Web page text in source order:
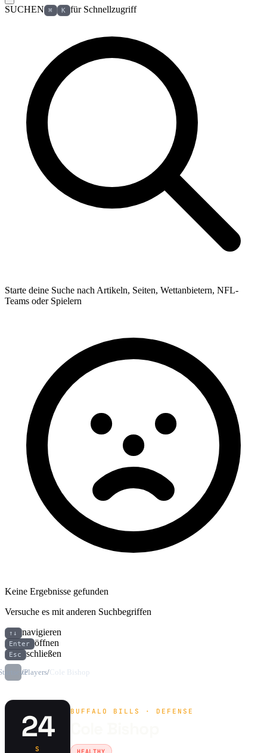
SUCHEN ⌘ K für Schnellzugriff
Starte deine Suche nach Artikeln, Seiten, Wettanbietern, NFL-
Teams oder Spielern
Keine Ergebnisse gefunden
Versuche es mit anderen Suchbegriffen
↑↓ navigieren
Enter öffnen
Esc schließen
/Players/Cole Bishop
24
S
BUFFALO BILLS · DEFENSE
HEALTHY